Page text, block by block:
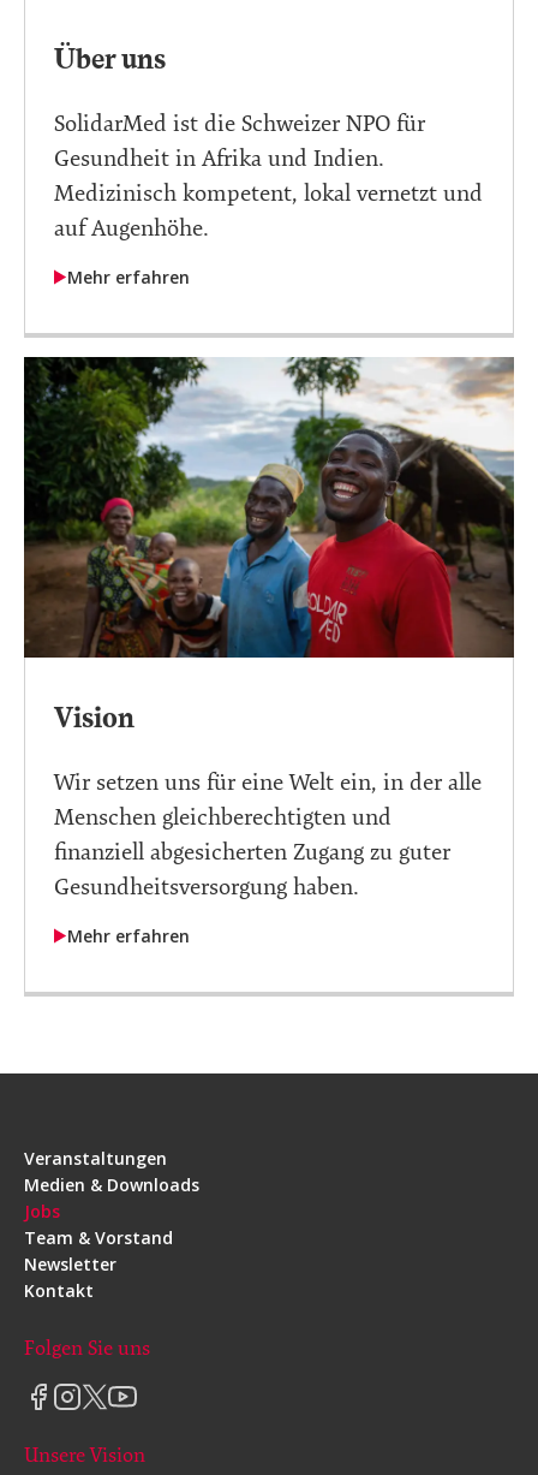
Über uns
SolidarMed ist die Schweizer NPO für
Gesundheit in Afrika und Indien.
Medizinisch kompetent, lokal vernetzt und
auf Augenhöhe.
Mehr erfahren
Vision
Wir setzen uns für eine Welt ein, in der alle
Menschen gleichberechtigten und
finanziell abgesicherten Zugang zu guter
Gesundheitsversorgung haben.
Mehr erfahren
Veranstaltungen
Medien & Downloads
Jobs
Team & Vorstand
Newsletter
Kontakt
Folgen Sie uns
Unsere Vision